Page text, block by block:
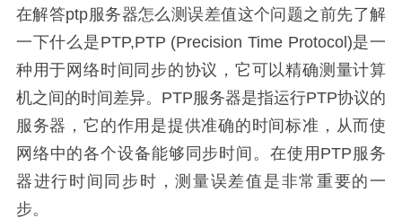
在解答ptp服务器怎么测误差值这个问题之前先了解
一下什么是PTP,PTP (Precision Time Protocol)是一
种用于网络时间同步的协议，它可以精确测量计算
机之间的时间差异。PTP服务器是指运行PTP协议的
服务器，它的作用是提供准确的时间标准，从而使
网络中的各个设备能够同步时间。在使用PTP服务
器进行时间同步时，测量误差值是非常重要的一
步。